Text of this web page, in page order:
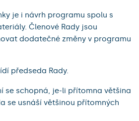
je i návrh programu spolu s
Členové Rady jsou
dodatečné změny v programu
předseda Rady.
se schopná, je-li přítomna většina
se usnáší většinou přítomných